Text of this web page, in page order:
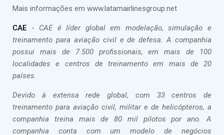
Mais informações em www.latamairlinesgroup.net
CAE - CAE é líder global em modelação, simulação e
treinamento para aviação civil e de defesa. A companhia
possui mais de 7.500 profissionais, em mais de 100
localidades e centros de treinamento em mais de 20
países.
Devido à extensa rede global, com 33 centros de
treinamento para aviação civil, militar e de helicópteros, a
companhia treina mais de 80 mil pilotos por ano. A
companhia conta com um modelo de negócios